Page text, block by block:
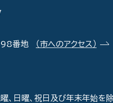
番地
（市へのアクセス）
日曜、祝日及び年末年始を除